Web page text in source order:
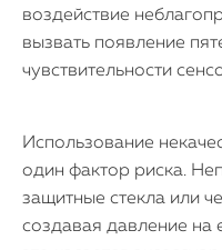
iPhone
MacBook
воздействие
вызвать появление
чувствительности
Использование
один фактор риска.
защитные стекла или
создавая давление на